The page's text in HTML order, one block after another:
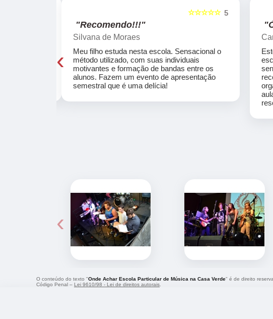
5
☆☆☆☆☆
"Recomendo!!!"
Silvana de Moraes
Meu filho estuda nesta escola. Sensacional o
método utilizado, com suas individuais
motivantes e formação de bandas entre os
alunos. Fazem um evento de apresentação
semestral que é uma delícia!
‹
‹
O conteúdo do texto "Onde Achar Escola Particular de Música na Casa Verde" é de direito
Código Penal – Lei 9610/98 - Lei de direitos autorais